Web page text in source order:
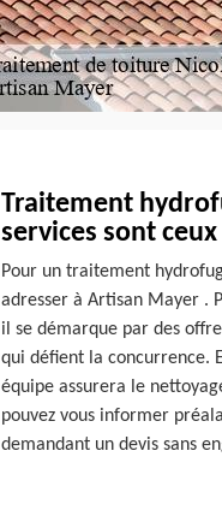
Traitement
services sont
Pour un traitement
adresser à Artisan Mayer .
il se démarque par des
qui défient la concurrence.
équipe assurera le
pouvez vous informer
demandant un devis sans